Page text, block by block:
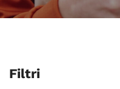
Filtri